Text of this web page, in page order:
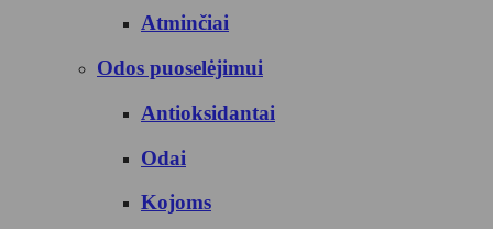
Atminčiai
Odos puoselėjimui
Antioksidantai
Odai
Kojoms